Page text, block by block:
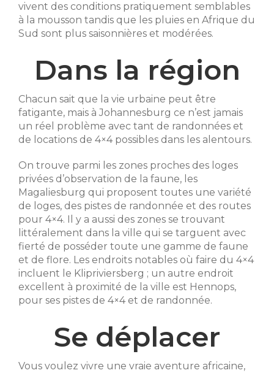
vivent des conditions pratiquement semblables
à la mousson tandis que les pluies en Afrique du
Sud sont plus saisonnières et modérées.
Dans la région
Chacun sait que la vie urbaine peut être
fatigante, mais à Johannesburg ce n’est jamais
un réel problème avec tant de randonnées et
de locations de 4×4 possibles dans les alentours.
On trouve parmi les zones proches des loges
privées d’observation de la faune, les
Magaliesburg qui proposent toutes une variété
de loges, des pistes de randonnée et des routes
pour 4×4. Il y a aussi des zones se trouvant
littéralement dans la ville qui se targuent avec
fierté de posséder toute une gamme de faune
et de flore. Les endroits notables où faire du 4×4
incluent le Klipriviersberg ; un autre endroit
excellent à proximité de la ville est Hennops,
pour ses pistes de 4×4 et de randonnée.
Se déplacer
Vous voulez vivre une vraie aventure africaine,